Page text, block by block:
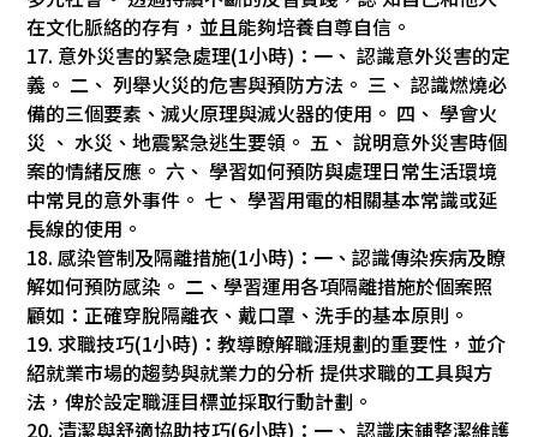
在文化脈絡的存有，並且能夠培養自尊自信。
17. 意外災害的緊急處理(1小時)：一、 認識意外災害的定
義。 二、 列舉火災的危害與預防方法。 三、 認識燃燒必
備的三個要素、滅火原理與滅火器的使用。 四、 學會火
災 、 水災、地震緊急逃生要領。 五、 說明意外災害時個
案的情緒反應。 六、 學習如何預防與處理日常生活環境
中常見的意外事件。 七、 學習用電的相關基本常識或延
長線的使用。
18. 感染管制及隔離措施(1小時)：一、認識傳染疾病及瞭
解如何預防感染。 二、學習運用各項隔離措施於個案照
顧如：正確穿脫隔離衣、戴口罩、洗手的基本原則。
19. 求職技巧(1小時)：教導瞭解職涯規劃的重要性，並介
紹就業市場的趨勢與就業力的分析 提供求職的工具與方
法，俾於設定職涯目標並採取行動計劃。
20. 清潔與舒適協助技巧(6小時)：一、 認識床鋪整潔維護